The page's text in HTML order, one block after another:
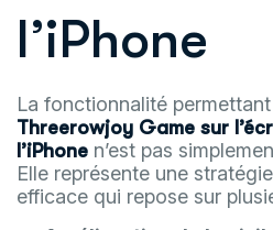
l’iPhone
La fonctionnalité permettant
Threerowjoy Game sur
l’iPhone n’est pas
Elle représente une
efficace qui repose sur